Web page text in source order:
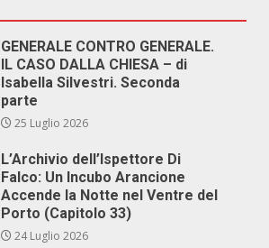
GENERALE CONTRO GENERALE.
IL CASO DALLA CHIESA – di
Isabella Silvestri. Seconda
parte
25 Luglio 2026
L’Archivio dell’Ispettore Di
Falco: Un Incubo Arancione
Accende la Notte nel Ventre del
Porto (Capitolo 33)
24 Luglio 2026